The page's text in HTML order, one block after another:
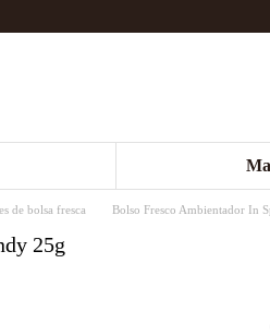
de bolsa fresca Bolso Fresco Ambientador In
25g